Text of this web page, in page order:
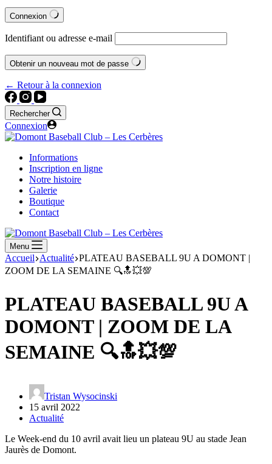
Connexion
Identifiant ou adresse e-mail
Obtenir un nouveau mot de passe
← Retour à la connexion
Rechercher
Connexion
Informations
Inscription en ligne
Notre histoire
Galerie
Boutique
Contact
Menu
Accueil Actualité PLATEAU BASEBALL 9U A DOMONT |
ZOOM DE LA SEMAINE 🔍🔝💥💯
PLATEAU BASEBALL 9U A
DOMONT | ZOOM DE LA
SEMAINE 🔍🔝💥💯
Tristan Wysocinski
15 avril 2022
Actualité
Le Week-end du 10 avril avait lieu un plateau 9U au stade Jean
Jaurès de Domont.